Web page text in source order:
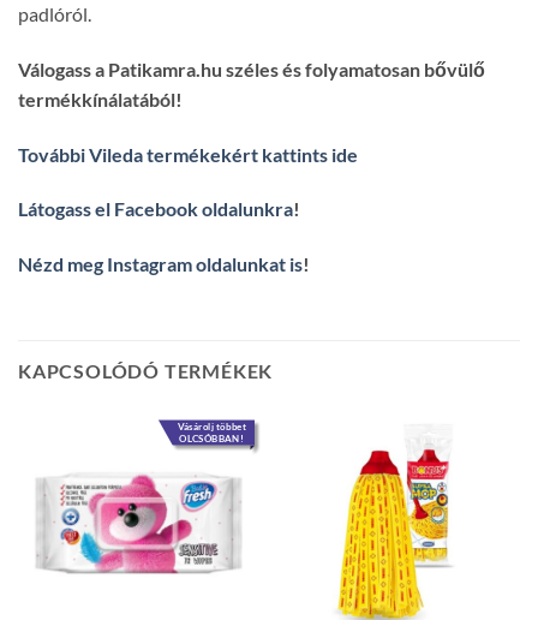
padlóról.
Válogass a Patikamra.hu széles és folyamatosan bővülő
termékkínálatából!
További Vileda termékekért kattints ide
Látogass el Facebook oldalunkra!
Nézd meg Instagram oldalunkat is!
KAPCSOLÓDÓ TERMÉKEK
Vásárolj többet
OLCSÓBBAN!